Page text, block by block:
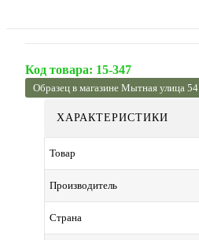
Код товара: 15-347
Образец в магазине Мытная улица 54
ХАРАКТЕРИСТИКИ
Товар
Производитель
Страна